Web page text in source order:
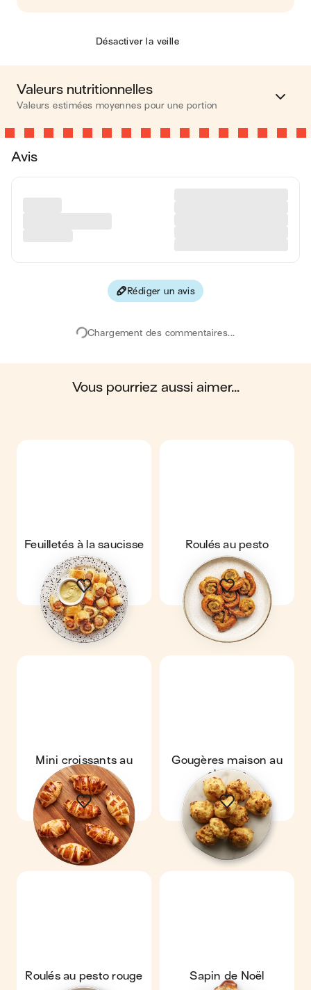
Désactiver la veille
Valeurs nutritionnelles
Valeurs estimées moyennes pour une portion
Calories 271 kcal
Les valeurs sont basées sur une estimation moyenne pour
préoccupations ou des questions concernant votre santé,
en moyenne, une portion de la recette "Torsades au cheddar"
glucides ; 10 g de protéines ; 1 g de fibres.
Avis
Rédiger un avis
Chargement des commentaires...
vous pourriez aussi aimer...
Feuilletés à la saucisse Roulés au pesto
Mini croissants au
jambon
Gougères maison au
chorizo
Roulés au pesto rouge Sapin de Noël